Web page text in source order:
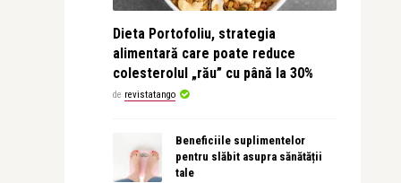
Dieta Portofoliu, strategia
alimentară care poate reduce
colesterolul „rău” cu până la 30%
de revistatango
Beneficiile suplimentelor
pentru slăbit asupra sănătății
tale